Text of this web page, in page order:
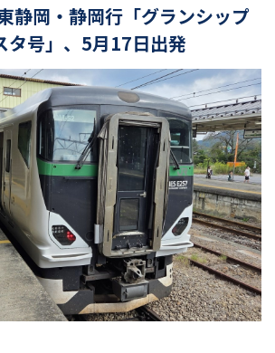
お気に入り
せ Global
静岡・静岡行「グランシップ
タ号」、5月17日出発